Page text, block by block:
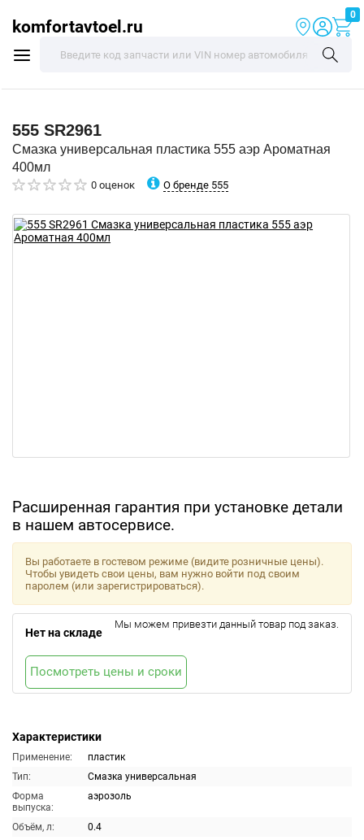
komfortavtoel.ru
0
555 SR2961
Смазка универсальная пластика 555 аэр Ароматная
400мл
0 оценок О бренде 555
Расширенная гарантия при установке детали
в нашем автосервисе.
Характеристики
Применение:
пластик
Тип:
Смазка универсальная
Форма
выпуска:
аэрозоль
Объём, л:
0.4
Вы работаете в гостевом режиме (видите розничные цены).
Чтобы увидеть свои цены, вам нужно войти под своим
паролем (или зарегистрироваться).
Нет на складе
Мы можем привезти данный товар под заказ.
Посмотреть цены и сроки